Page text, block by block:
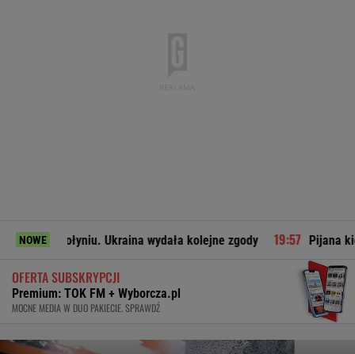
NOWE
Ukraina wydała kolejne zgody Pijana kierująca zabiła
OFERTA SUBSKRYPCJI
Premium: TOK FM + Wyborcza.pl
MOCNE MEDIA W DUO PAKIECIE. SPRAWDŹ